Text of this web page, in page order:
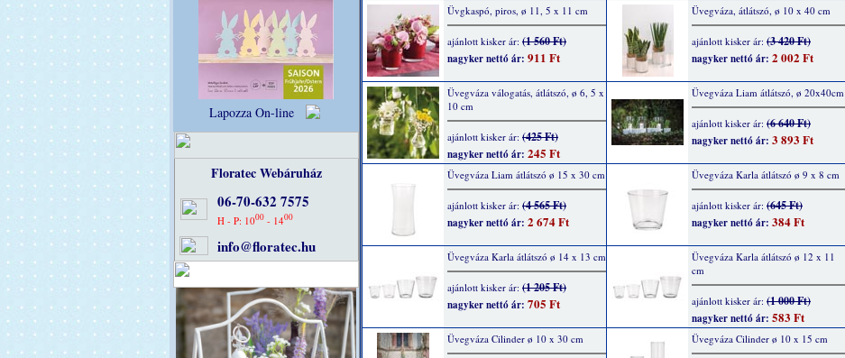
Lapozza On-line
Floratec Webáruház
06-70-632 7575
H - P: 1000- 1400
info@floratec.hu
Üvgkaspó, piros, ø 11, 5 x 11 cm
ajánlott kisker ár: (1 560 Ft)
nagyker nettó ár: 911 Ft
Üvegváza, átlátszó, ø 10 x 40 cm
ajánlott kisker ár: (3 420 Ft)
nagyker nettó ár: 2 002 Ft
Üvegváza válogatás, átlátszó, ø 6, 5 x
10 cm
ajánlott kisker ár: (425 Ft)
nagyker nettó ár: 245 Ft
Üvegváza Liam átlátszó, ø 20x40cm
ajánlott kisker ár: (6 640 Ft)
nagyker nettó ár: 3 893 Ft
Üvegváza Liam átlátszó ø 15 x 30 cm
ajánlott kisker ár: (4 565 Ft)
nagyker nettó ár: 2 674 Ft
Üvegváza Karla átlátszó ø 9 x 8 cm
ajánlott kisker ár: (645 Ft)
nagyker nettó ár: 384 Ft
Üvegváza Karla átlátszó ø 14 x 13 cm
ajánlott kisker ár: (1 205 Ft)
nagyker nettó ár: 705 Ft
Üvegváza Karla átlátszó ø 12 x 11
cm
ajánlott kisker ár: (1 000 Ft)
nagyker nettó ár: 583 Ft
Üvegváza Cilinder ø 10 x 30 cm Üvegváza Cilinder ø 10 x 15 cm